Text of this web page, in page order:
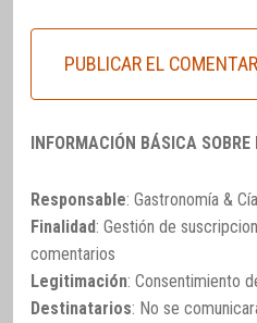
INFORMACIÓN BÁSICA SOBRE
Responsable: Gastronomía & Cía
Finalidad: Gestión de
comentarios
Legitimación: Consentimiento
Destinatarios: No se